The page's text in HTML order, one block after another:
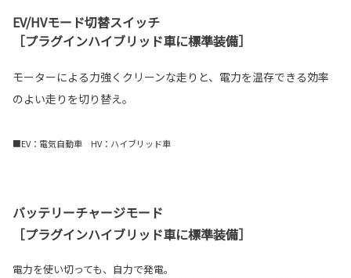
EV/HVモード切替スイッチ
［プラグインハイブリッド車に標準装備］
モーターによる力強くクリーンな走りと、電力を温存できる効率
のよい走りを切り替え。
■EV：電気自動車 HV：ハイブリッド車
バッテリーチャージモード
［プラグインハイブリッド車に標準装備］
電力を使い切っても、自力で発電。